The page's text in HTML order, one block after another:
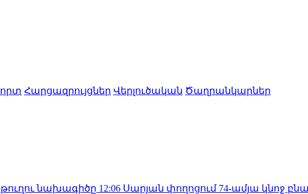
Հարցազրույցներ Վերլուծական Ծաղրանկարներ
12:06Սարյան փողոցում 74-ամյա կնոջ բնակարանից